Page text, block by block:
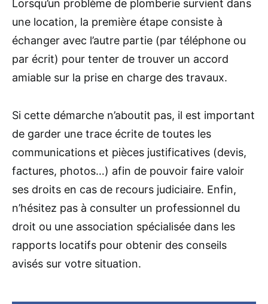
Lorsqu’un problème de plomberie survient dans
une location, la première étape consiste à
échanger avec l’autre partie (par téléphone ou
par écrit) pour tenter de trouver un accord
amiable sur la prise en charge des travaux.
Si cette démarche n’aboutit pas, il est important
de garder une trace écrite de toutes les
communications et pièces justificatives (devis,
factures, photos…) afin de pouvoir faire valoir
ses droits en cas de recours judiciaire. Enfin,
n’hésitez pas à consulter un professionnel du
droit ou une association spécialisée dans les
rapports locatifs pour obtenir des conseils
avisés sur votre situation.